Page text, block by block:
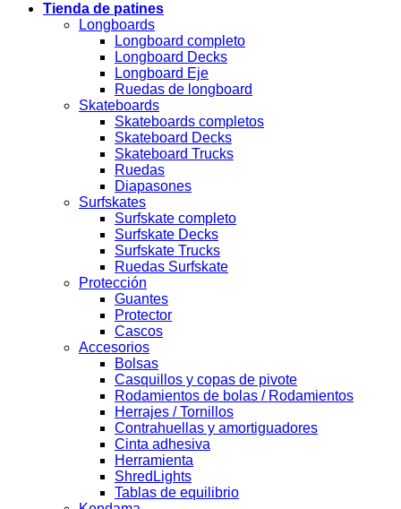
Tienda de patines
Longboards
Longboard completo
Longboard Decks
Longboard Eje
Ruedas de longboard
Skateboards
Skateboards completos
Skateboard Decks
Skateboard Trucks
Ruedas
Diapasones
Surfskates
Surfskate completo
Surfskate Decks
Surfskate Trucks
Ruedas Surfskate
Protección
Guantes
Protector
Cascos
Accesorios
Bolsas
Casquillos y copas de pivote
Rodamientos de bolas / Rodamientos
Herrajes / Tornillos
Contrahuellas y amortiguadores
Cinta adhesiva
Herramienta
ShredLights
Tablas de equilibrio